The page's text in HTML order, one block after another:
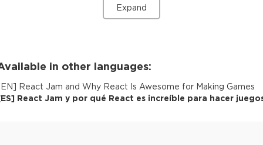
Expand
in other languages:
EN] React Jam and Why React Is Awesome for Making Games
ES] React Jam y por qué React es increíble para hacer